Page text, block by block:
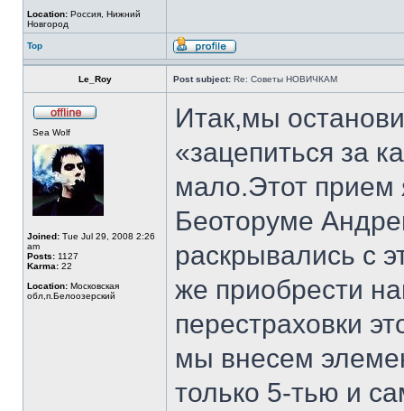
Location: Россия, Нижний
Новгород
Top
Le_Roy Post subject: Re: Советы НОВИЧКАМ
Sea Wolf
Joined: Tue Jul 29, 2008 2:26
am
Posts: 1127
Karma: 22
Location: Московская
обл,п.Белоозерский
Итак,мы
«зацепиться за
мало.Этот прием
Беоторуме
раскрывались с
же приобрести
перестраховки
мы внесем
только 5-тью и